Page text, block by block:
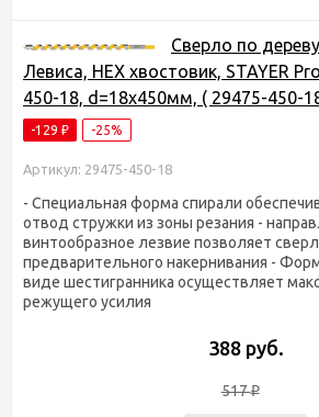
Сверло по
Левиса, HEX хвостовик, STAYER
450-18, d=18х450мм, ( 29475-450-
-129 ₽ -25%
Артикул: 29475-450-18
- Специальная форма спирали
отвод стружки из зоны резания -
винтообразное лезвие позволяет
предварительного накернивания -
виде шестигранника осуществляет
режущего усилия
388 руб.
517₽